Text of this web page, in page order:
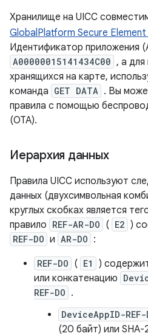
Хранилище на UICC
GlobalPlatform Secure
Идентификатор приложения
A00000015141434C00 , а для
хранящихся на карте,
команда GET DATA . Вы
правила с помощью
(OTA).
Иерархия данных
Правила UICC используют
данных (двухсимвольная
круглых скобках является
правило REF-AR-DO ( E2 )
REF-DO и AR-DO :
REF-DO ( E1 )
или конкатенацию
REF-DO .
DeviceAppID-REF-
(20 байт) или